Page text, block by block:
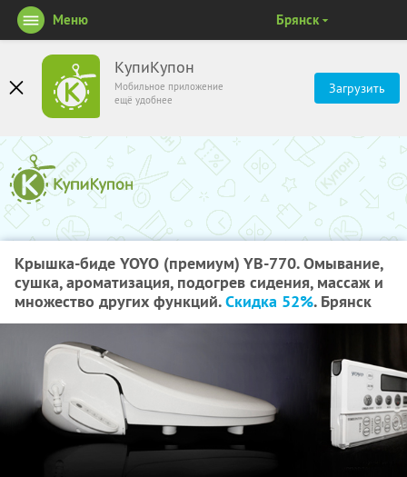
КупиКупон
Мобильное приложение
ещё удобнее
Загрузить
Меню Брянск
Крышка-биде YOYO (премиум) YB-770. Омывание,
сушка, ароматизация, подогрев сидения, массаж и
множество других функций.Скидка 52%. Брянск